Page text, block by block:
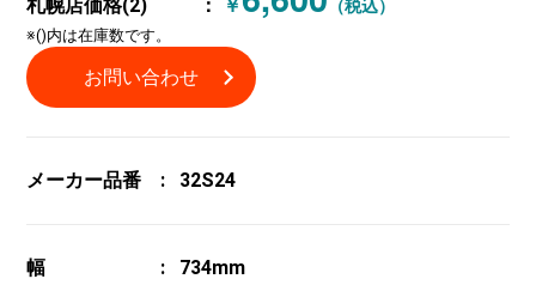
札幌店価格(2) ： ￥ （税込）
※()内は在庫数です。
お問い合わせ
メーカー品番 32S24
幅
734mm